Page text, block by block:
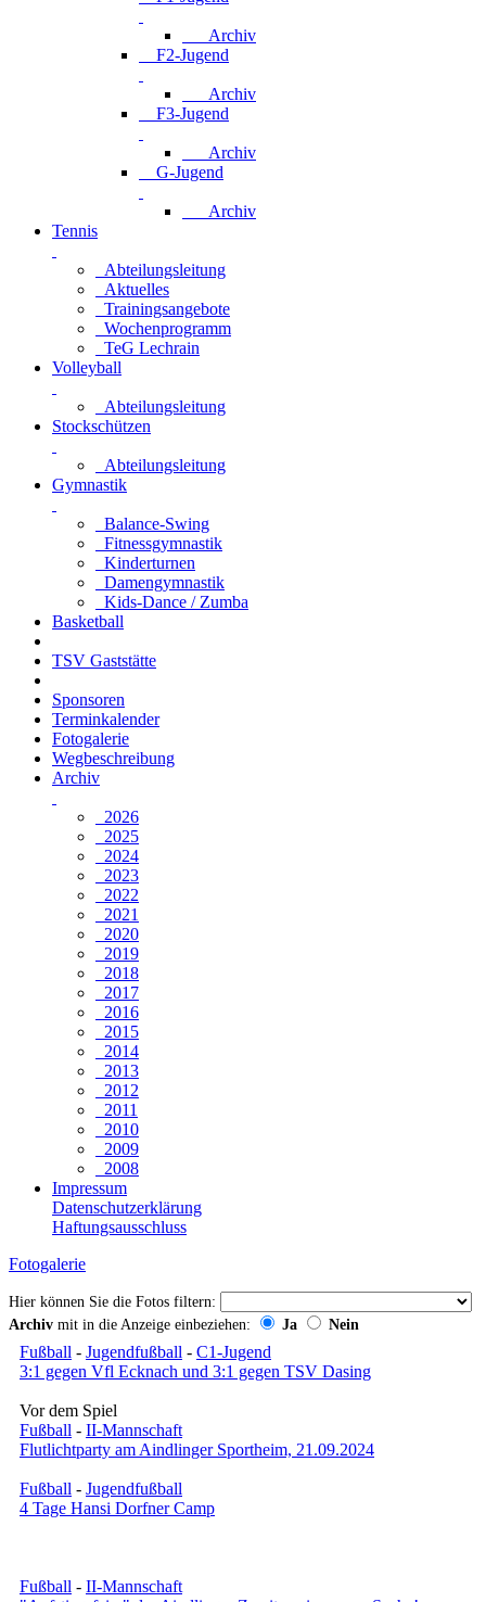
Archiv
F2-Jugend
Archiv
F3-Jugend
Archiv
G-Jugend
Archiv
Tennis
Abteilungsleitung
Aktuelles
Trainingsangebote
Wochenprogramm
TeG Lechrain
Volleyball
Abteilungsleitung
Stockschützen
Abteilungsleitung
Gymnastik
Balance-Swing
Fitnessgymnastik
Kinderturnen
Damengymnastik
Kids-Dance / Zumba
Basketball
TSV Gaststätte
Sponsoren
Terminkalender
Fotogalerie
Wegbeschreibung
Archiv
2026
2025
2024
2023
2022
2021
2020
2019
2018
2017
2016
2015
2014
2013
2012
2011
2010
2009
2008
Impressum
Datenschutzerklärung
Haftungsausschluss
Fotogalerie
Hier können Sie die Fotos filtern:
Archiv mit in die Anzeige einbeziehen: Ja Nein
Fußball - Jugendfußball - C1-Jugend
3:1 gegen Vfl Ecknach und 3:1 gegen TSV Dasing
Vor dem Spiel
Fußball - II-Mannschaft
Flutlichtparty am Aindlinger Sportheim, 21.09.2024
Fußball - Jugendfußball
4 Tage Hansi Dorfner Camp
Fußball - II-Mannschaft